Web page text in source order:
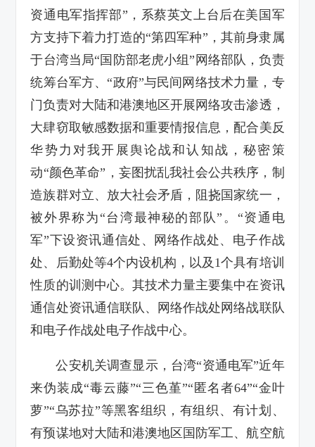
资通电军指挥部”，系蔡英文上台后在美国军
方支持下着力打造的“第四军种”，其前身隶属
于台湾当局“国防部老虎小组”网络部队，负责
统筹台军方、“政府”与民间网络技术力量，专
门负责对大陆和港澳地区开展网络攻击渗透，
大肆窃取敏感数据和重要情报信息，配合美反
华势力对我开展舆论战和认知战，秘密策
动“颜色革命”，妄图扰乱我社会公共秩序，制
造族群对立、放大社会矛盾，阻挠国家统一，
被外界称为“台湾最神秘的部队”。“资通电
军”下设资讯通信处、网络作战处、电子作战
处、后勤处等4个内设机构，以及1个具有培训
性质的训测中心。其技术力量主要集中在资讯
通信处资讯通信联队、网络作战处网络战联队
和电子作战处电子作战中心。
公安机关调查显示，台湾“资通电军”近年
来伪装成“毒云藤”“三色堇”“匿名者64”“金叶
萝”“乌苏拉”等黑客组织，有组织、有计划、
有预谋地对大陆和港澳地区国防军工、航空航